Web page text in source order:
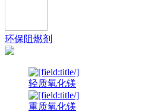
环保阻燃剂
轻质氧化镁
重质氧化镁